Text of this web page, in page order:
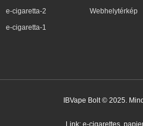
e-cigaretta-2
e-cigaretta-1
Webhelytérkép
IBVape Bolt © 2025.
Link: e-cigarettes